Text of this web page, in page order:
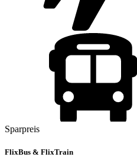
Sparpreis
FlixBus & FlixTrain